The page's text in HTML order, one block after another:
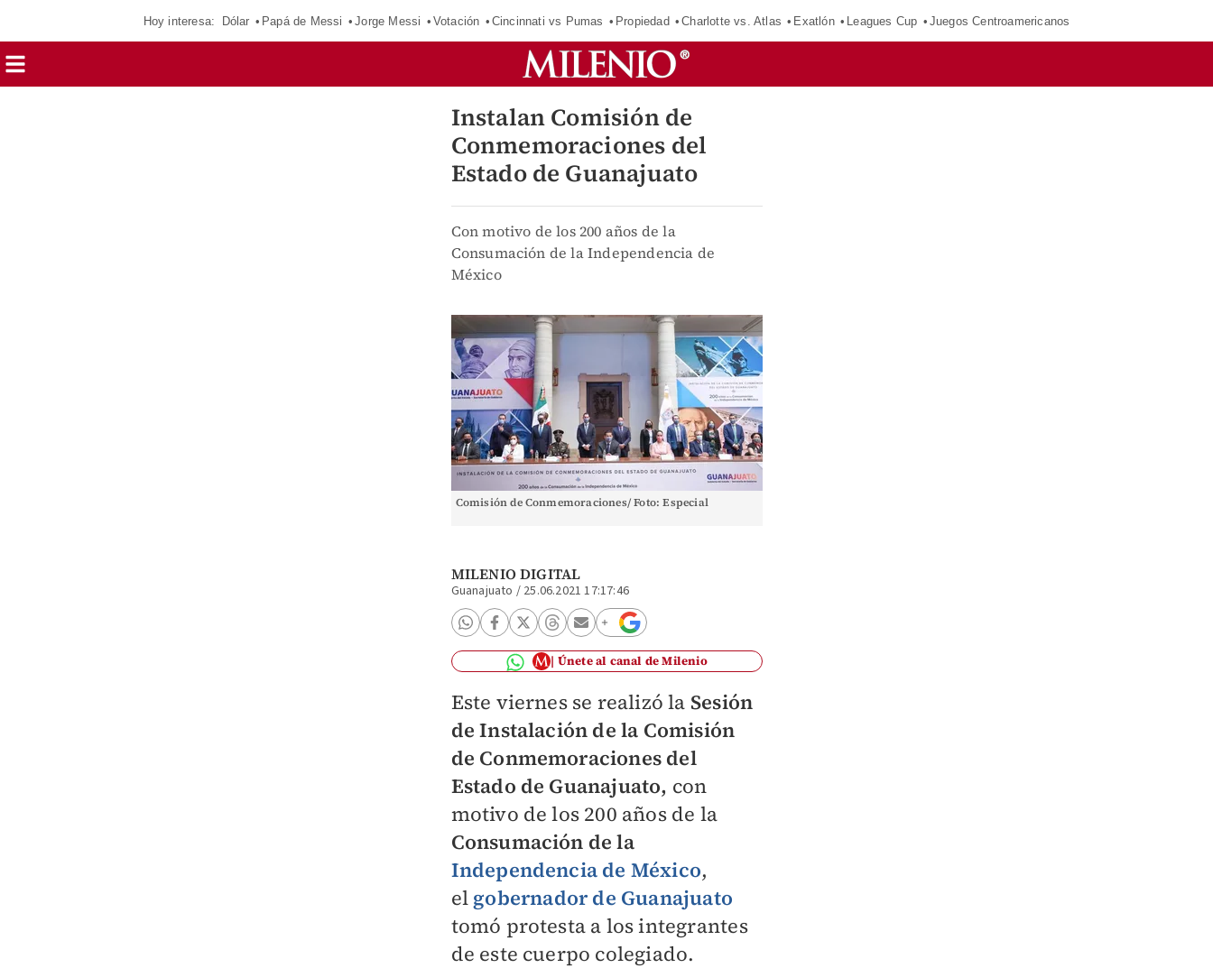
Hoy interesa: Dólar Papá de Messi Jorge Messi Votación Cincinnati vs Pumas Propiedad Charlotte vs. Atlas Exatlón Leagues Cup Juegos Centroamericanos
Instalan Comisión de
Conmemoraciones del
Estado de Guanajuato
Con motivo de los 200 años de la
Consumación de la Independencia de
México
Comisión de Conmemoraciones/ Foto: Especial
MILENIO DIGITAL
Guanajuato / 25.06.2021 17:17:46
Únete al canal de Milenio
Este viernes se realizó la Sesión
de Instalación de la Comisión
de Conmemoraciones del
Estado de Guanajuato, con
motivo de los 200 años de la
Consumación de la
Independencia de México,
el gobernador de Guanajuato
tomó protesta a los integrantes
de este cuerpo colegiado.